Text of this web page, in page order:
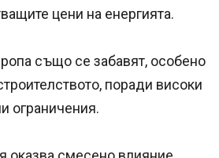
цени на енергията.
също се забавят, особено
поради високи
ограничения.